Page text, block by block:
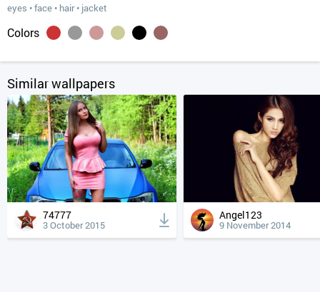
eyes •face • hair• jacket
Colors
Similar wallpapers
74777
3 October 2015
Angel123
9 November 2014